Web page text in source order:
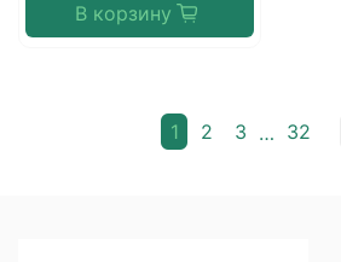
В корзину
1 2 3 … 32